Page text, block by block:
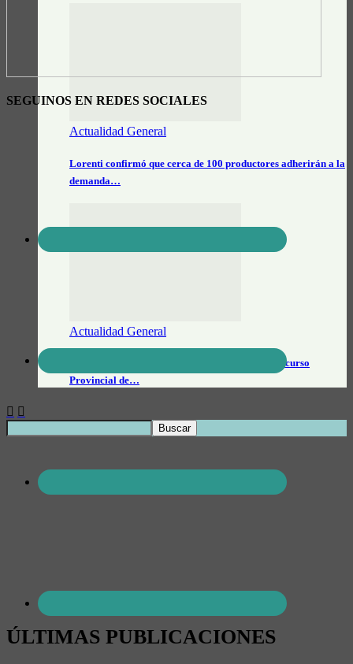
Actualidad General
Lorenti confirmó que cerca de 100 productores adherirán a la
demanda…
Actualidad General
Empresa local obtuvo el primer puesto en el Concurso
Provincial de…
SEGUINOS EN REDES SOCIALES
ÚLTIMAS PUBLICACIONES